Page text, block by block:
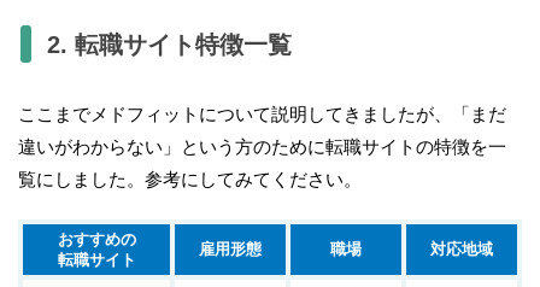
2. 転職サイト特徴一覧
ここまでメドフィットについて説明してきましたが、「まだ
違いがわからない」という方のために転職サイトの特徴を一
覧にしました。参考にしてみてください。
おすすめの
転職サイト
雇用形態 職場 対応地域